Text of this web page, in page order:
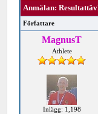
Anmälan:
Författare
MagnusT
Athlete
Inlägg: 1,198